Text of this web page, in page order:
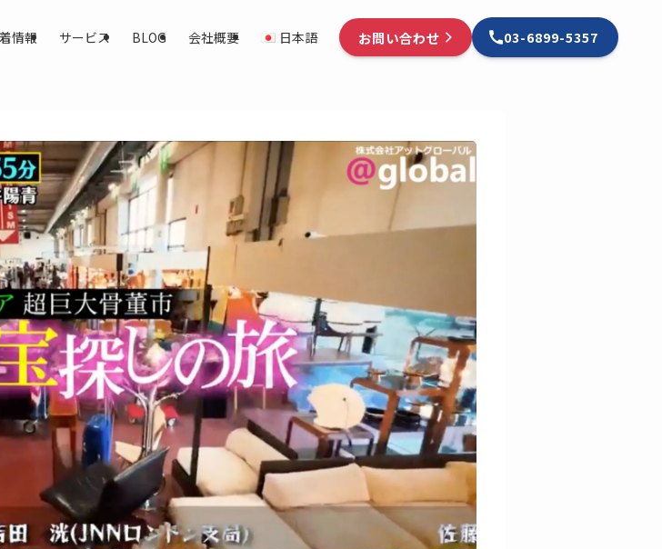
情報 サービス BLOG 会社概要 日本語 お問い合わせ 03-6899-5357